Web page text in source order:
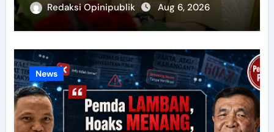
Redaksi Opinipublik Aug 6, 2026
News